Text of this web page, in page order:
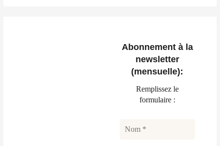
Abonnement à la
newsletter
(mensuelle):
Remplissez le
formulaire :